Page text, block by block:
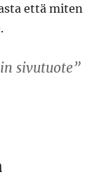
että miten
sivutuote”